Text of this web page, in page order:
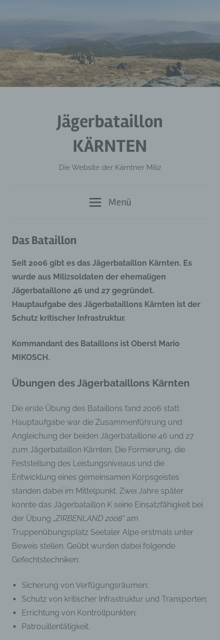
Inhalt
Jägerbataillon
KÄRNTEN
Die Website der Kärntner Miliz
Menü
Das Bataillon
Seit 2006 gibt es das Jägerbataillon Kärnten. Es
wurde aus Milizsoldaten der ehemaligen
Jägerbataillone 46 und 27 gegründet.
Hauptaufgabe des Jägerbataillons Kärnten ist der
Schutz kritischer Infrastruktur.
Kommandant des Bataillons ist Oberst Mario
MIKOSCH.
Übungen des Jägerbataillons Kärnten
Die erste Übung des Bataillons fand 2006 statt.
Hauptaufgabe war die Zusammenführung und
Angleichung der beiden Jägerbataillone 46 und 27
zum Jägerbataillon Kärnten. Die Formierung, die
Feststellung des Leistungsniveaus und die
Entwicklung eines gemeinsamen Korpsgeistes
standen dabei im Mittelpunkt. Zwei Jahre später
konnte das Jägerbataillon K seine Einsatzfähigkeit bei
der Übung „ZIRBENLAND 2008“ am
Truppenübungsplatz Seetaler Alpe erstmals unter
Beweis stellen. Geübt wurden dabei folgende
Gefechtstechniken:
Sicherung von Verfügungsräumen;
Schutz von kritischer Infrastruktur und Transporten;
Errichtung von Kontrollpunkten;
Patrouillentätigkeit.